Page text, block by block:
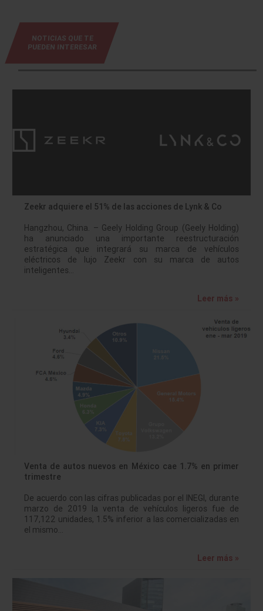
NOTICIAS QUE TE
PUEDEN INTERESAR
Zeekr adquiere el 51% de las acciones de Lynk & Co
Hangzhou, China. – Geely Holding Group (Geely Holding)
ha anunciado una importante reestructuración
estratégica que integrará su marca de vehículos
eléctricos de lujo Zeekr con su marca de autos
inteligentes…
Leer más »
Venta de autos nuevos en México cae 1.7% en primer
trimestre
De acuerdo con las cifras publicadas por el INEGI, durante
marzo de 2019 la venta de vehículos ligeros fue de
117,122 unidades, 1.5% inferior a las comercializadas en
el mismo…
Leer más »